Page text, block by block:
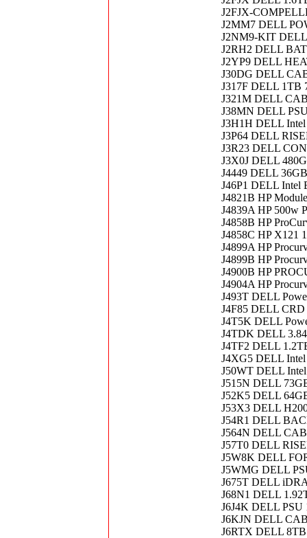
J2FJX-
J2MM7 DELL
J2NM9-KIT DELL
J2RH2 DELL
J2YP9 DELL
J30DG DELL
J317F DELL 1TB
J321M DELL
J38MN DELL
J3H1H DELL
J3P64 DELL
J3R23 DELL
J3X0J DELL
J4449 DELL
J46P1 DELL Intel
J4821B HP
J4839A HP 500w
J4858B HP
J4858C HP X121
J4899A HP
J4899B HP
J4900B HP
J4904A HP
J493T DELL
J4F85 DELL
J4T5K DELL
J4TDK DELL
J4TF2 DELL
J4XG5 DELL
J50WT DELL
J515N DELL
J52K5 DELL
J53X3 DELL
J54R1 DELL
J564N DELL
J57T0 DELL
J5W8K DELL
J5WMG DELL
J675T DELL
J68N1 DELL
J6J4K DELL PSU
J6KJN DELL
J6RTX DELL